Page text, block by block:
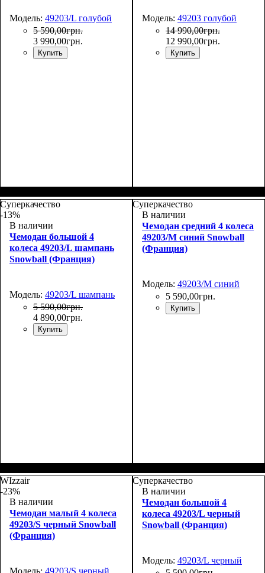
Модель: 49203/L голубой
5 590,00грн.
3 990,00грн.
Купить
76х51х31+5
Модель: 49203 голубой
14 990,00грн.
12 990,00грн.
Купить
Суперкачество
-13%
В наличии
Чемодан большой 4
колеса 49203/L шампань
Snowball (Франция)
Модель: 49203/L шампань
5 590,00грн.
4 890,00грн.
Купить
76х51х31+5
Суперкачество
В наличии
Чемодан средний 4 колеса
49203/M синий Snowball
(Франция)
Модель: 49203/M синий
5 590,00грн.
Купить
66х45х27+5
WIzzair
-23%
В наличии
Чемодан малый 4 колеса
49203/S черный Snowball
(Франция)
Суперкачество
В наличии
Чемодан большой 4
колеса 49203/L черный
Snowball (Франция)
Модель: 49203/L черный